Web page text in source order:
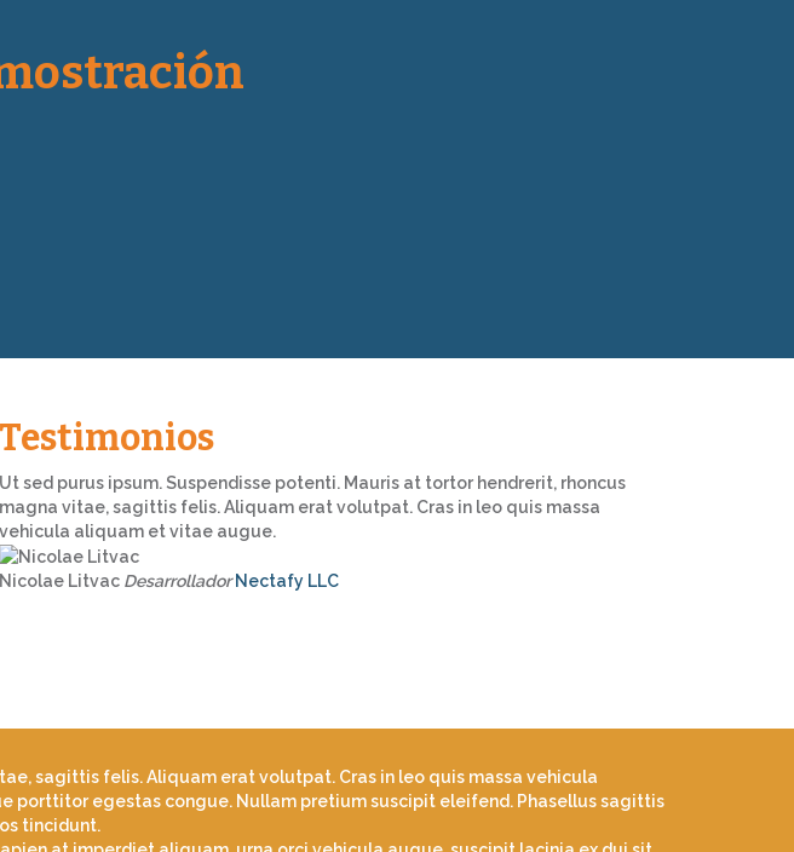
Testimonios
Ut sed purus ipsum. Suspendisse potenti. Mauris at tortor hendrerit, rhoncus
magna vitae, sagittis felis. Aliquam erat volutpat. Cras in leo quis massa
vehicula aliquam et vitae augue.
Nicolae Litvac Desarrollador Nectafy LLC
sagittis felis. Aliquam erat volutpat. Cras in leo quis massa vehicula
porttitor egestas congue. Nullam pretium suscipit eleifend. Phasellus sagittis
tincidunt.